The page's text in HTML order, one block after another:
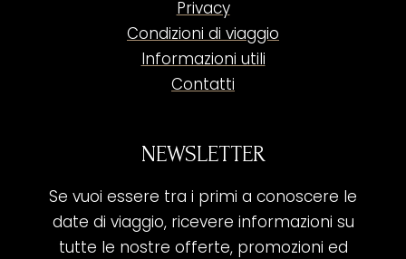
Privacy
Condizioni di viaggio
Informazioni utili
Contatti
NEWSLETTER
Se vuoi essere tra i primi a conoscere le
date di viaggio, ricevere informazioni su
tutte le nostre offerte, promozioni ed